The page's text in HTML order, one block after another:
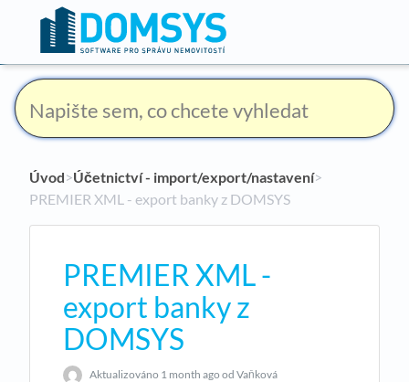
Úvod​>​Účetnictví - import/export/nastavení​>​
PREMIER XML - export banky z DOMSYS
PREMIER XML -
export banky z
DOMSYS
Aktualizováno 1 month ago od Vaňková